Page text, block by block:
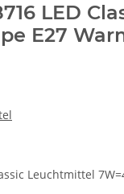
LED
E27
Leuchtmittel